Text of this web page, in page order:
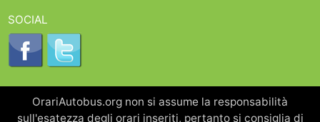
SOCIAL
OrariAutobus.org non si assume la responsabilità
sull'esatezza degli orari inseriti, pertanto si consiglia di